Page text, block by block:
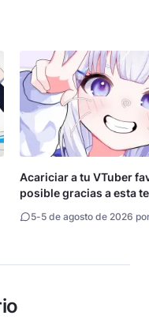
Acariciar a tu VTuber
posible gracias a esta
5-5 de agosto de 2026